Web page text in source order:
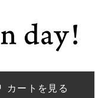
カートを見る